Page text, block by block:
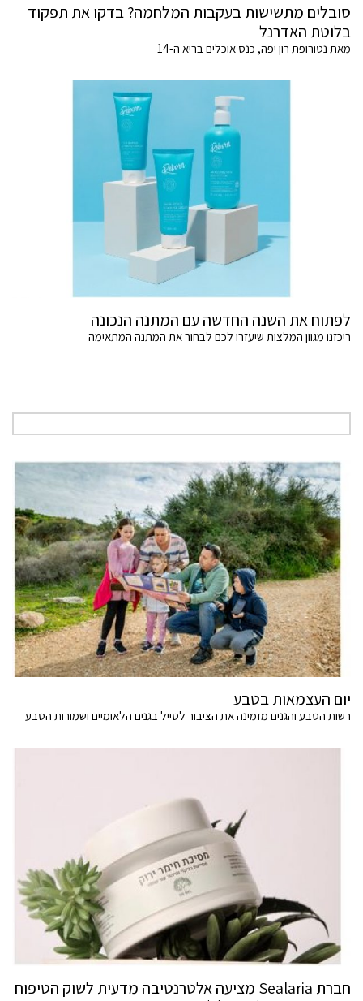
סובלים מתשישות בעקבות המלחמה? בדקו את תפקוד
בלוטת האדרנל
מאת נטורופת רון יפה, כנס אוכלים בריא ה-14
לפתוח את השנה החדשה עם המתנה הנכונה
ריכזנו מגוון המלצות שיעזרו לכם לבחור את המתנה המתאימה
יום העצמאות בטבע
רשות הטבע והגנים מזמינה את הציבור לטייל בגנים הלאומיים ושמורות הטבע
חברת Sealaria מציעה אלטרנטיבה מדעית לשוק הטיפוח